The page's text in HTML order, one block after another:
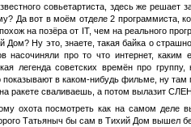
совьетартиста, здесь же решает
Да вот в моём отделе 2 программиста,
на позёра от IT, чем на реального
Дом? Ну это, знаете, такая байка о
насочиняли про то что интернет,
легенда советских времён про
показывают в каком-нибудь фильме, ну
ракете сваливаешь, а потом вылазит
охота посмотреть как на самом деле
Татьяныч бы сам в Тихий Дом вышел